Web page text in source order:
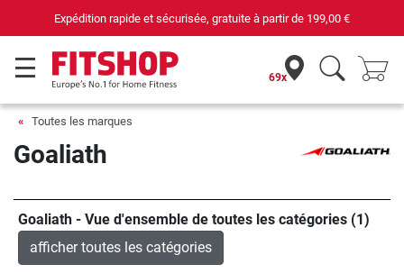
Expédition rapide et sécurisée, gratuite à partir de 199,00 €
69x
Toutes les marques
Goaliath
Goaliath - Vue d'ensemble de toutes les catégories (1)
afficher toutes les catégories